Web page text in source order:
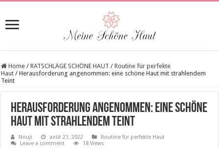
Home / RATSCHLÄGE SCHÖNE HAUT / Routine für perfekte
Haut / Herausforderung angenommen: eine schöne Haut mit strahlendem
Teint
Herausforderung angenommen: eine schöne
Haut mit strahlendem Teint
Nouji août 21, 2022
Routine für perfekte Haut
Leave a comment
18 Views